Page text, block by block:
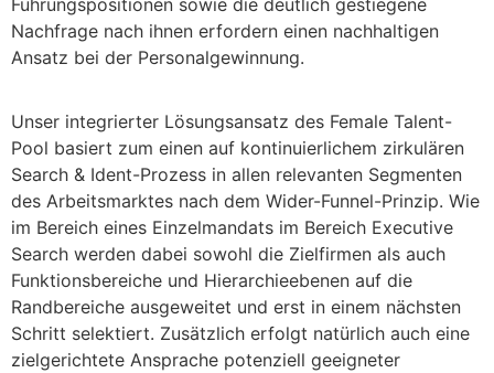
Nachfrage nach ihnen erfordern einen nachhaltigen
Ansatz bei der Personalgewinnung.
Unser integrierter Lösungsansatz des Female Talent-
Pool basiert zum einen auf kontinuierlichem zirkulären
Search & Ident-Prozess in allen relevanten Segmenten
des Arbeitsmarktes nach dem Wider-Funnel-Prinzip. Wie
im Bereich eines Einzelmandats im Bereich Executive
Search werden dabei sowohl die Zielfirmen als auch
Funktionsbereiche und Hierarchieebenen auf die
Randbereiche ausgeweitet und erst in einem nächsten
Schritt selektiert. Zusätzlich erfolgt natürlich auch eine
zielgerichtete Ansprache potenziell geeigneter